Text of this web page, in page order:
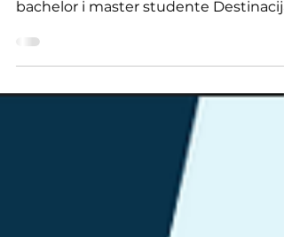
u zimskom semestru 2026/2027 za
bachelor i master studente
semestar Rok prijave: 25. maj 2026.
Studijski programi - sve oblasti/katalog
predmeta dostupno na linku:
erasmusplus.um.si/international-
students/application/course-catalogue
Sve informacije o stipendiji i načinu
prijave dostupne su na: